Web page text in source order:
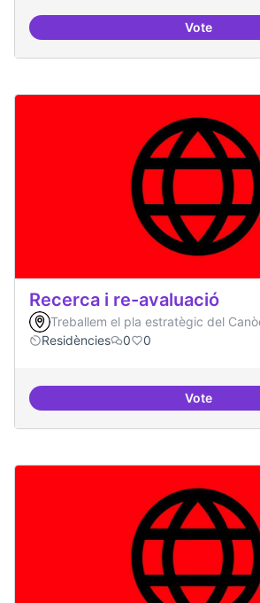
VoteRefugi en
Recerca i re-avaluació
Treballem el pla estratègic del
Residències
0 0
VoteRecerca i